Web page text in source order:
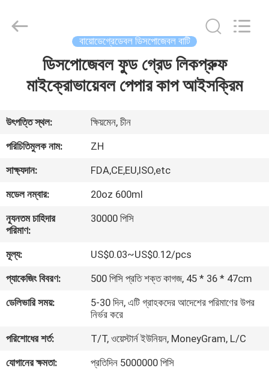
আমাদের
সম্পর্কে
কারখানা
ভ্রমণ
মান
নিয়ন্ত্রণ
করুন
Protection
Technology
বায়োডেগ্রেডেবল ডিসপোজেবল বাটি
ডিসপোজেবল ফুড গ্রেড লিকপ্রুফ
মাইক্রোভায়েবল পেপার কাপ আইসক্রিম
উৎপত্তি স্থল:
ক্ষিয়মেন, চীন
পরিচিতিমুলক নাম:
ZH
সাক্ষ্যদান:
FDA,CE,EU,ISO,etc
মডেল নম্বার:
20oz 600ml
ন্যূনতম চাহিদার
পরিমাণ:
30000 পিসি
মূল্য:
US$0.03~US$0.12/pcs
প্যাকেজিং বিবরণ:
500 পিসি প্রতি শক্ত কাগজ, 45 * 36 * 47cm
ডেলিভারি সময়:
5-30 দিন, এটি গ্রাহকদের আদেশের পরিমাণের উপর
নির্ভর করে
পরিশোধের শর্ত:
T/T, ওয়েস্টার্ন ইউনিয়ন, MoneyGram, L/C
যোগানের ক্ষমতা:
প্রতিদিন 5000000 পিসি